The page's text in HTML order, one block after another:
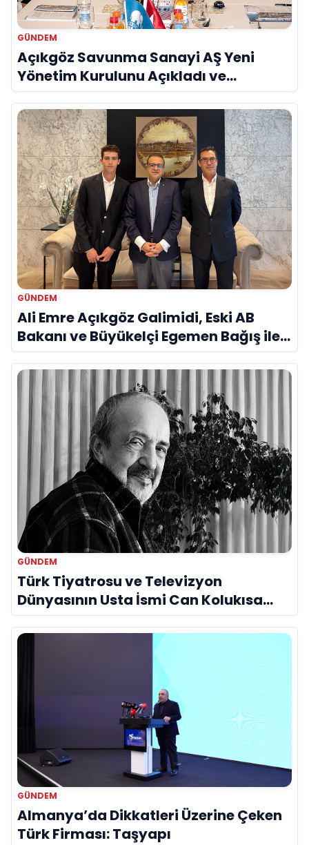
GÜNDEM
Açıkgöz Savunma Sanayi AŞ Yeni
Yönetim Kurulunu Açıkladı ve
Savunma Sanayinde Küresel Vizyon
Vurgusu
GÜNDEM
Ali Emre Açıkgöz Galimidi, Eski AB
Bakanı ve Büyükelçi Egemen Bağış ile
Bir Araya Geldi
GÜNDEM
Türk Tiyatrosu ve Televizyon
Dünyasının Usta İsmi Can Kolukısa
Hayatını Kaybetti
GÜNDEM
Almanya’da Dikkatleri Üzerine Çeken
Türk Firması: Taşyapı